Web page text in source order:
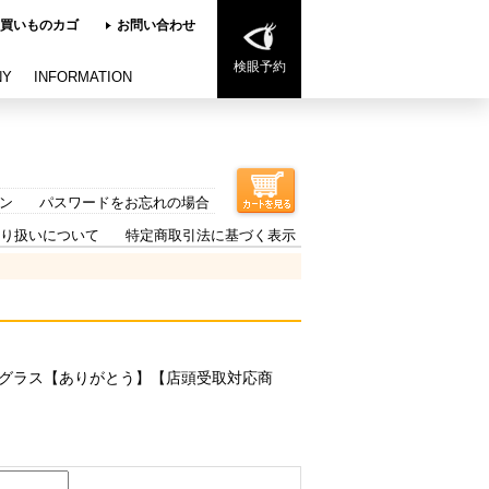
いものカゴ お問い合わせ
検眼予約
INFORMATION
パスワードをお忘れの場合
扱いについて 特定商取引法に基づく表示
ラス【ありがとう】【店頭受取対応商